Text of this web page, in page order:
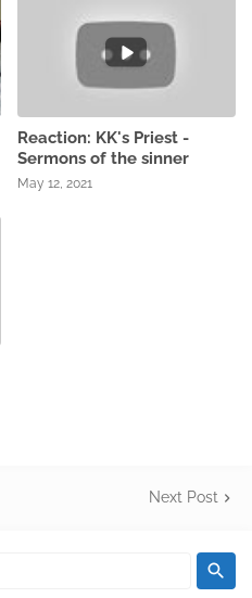
Reaction: KK's Priest -
Sermons of the sinner
May 12, 2021
Next Post